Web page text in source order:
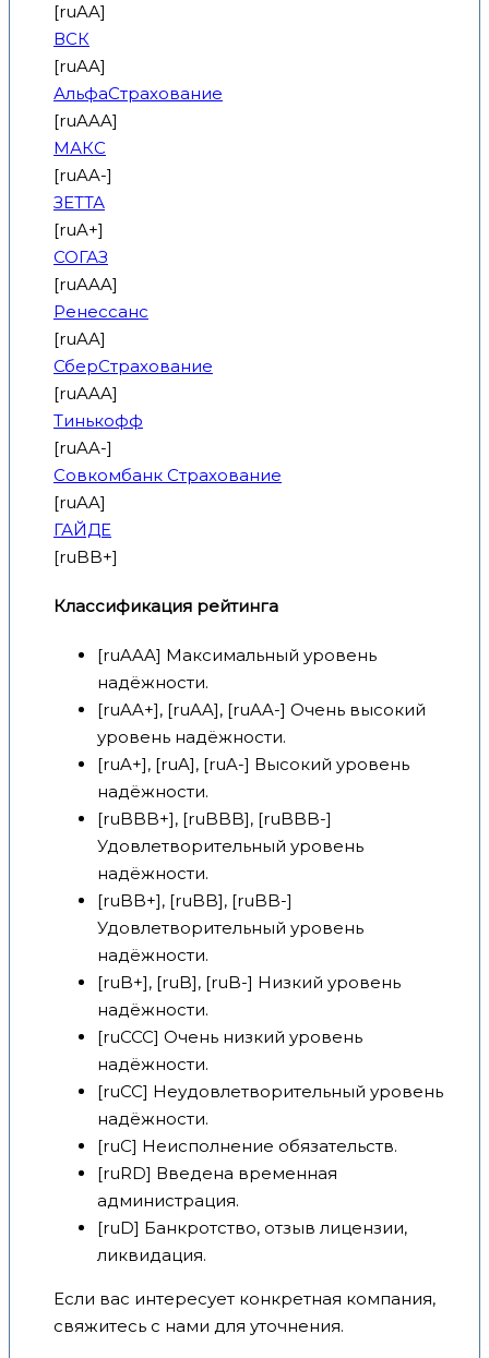
[ruAA]
ВСК
[ruAA]
АльфаСтрахование
[ruAAA]
МАКС
[ruAA-]
ЗЕТТА
[ruA+]
СОГАЗ
[ruAAA]
Ренессанс
[ruAA]
СберСтрахование
[ruAAA]
Тинькофф
[ruAA-]
Совкомбанк Страхование
[ruAA]
ГАЙДЕ
[ruBB+]
Классификация рейтинга
[ruAAA] Максимальный уровень
надёжности.
[ruAA+], [ruAA], [ruAA-] Очень высокий
уровень надёжности.
[ruA+], [ruA], [ruA-] Высокий уровень
надёжности.
[ruBBB+], [ruBBB], [ruBBB-]
Удовлетворительный уровень
надёжности.
[ruBB+], [ruBB], [ruBB-]
Удовлетворительный уровень
надёжности.
[ruB+], [ruB], [ruB-] Низкий уровень
надёжности.
[ruCCC] Очень низкий уровень
надёжности.
[ruCC] Неудовлетворительный уровень
надёжности.
[ruC] Неисполнение обязательств.
[ruRD] Введена временная
администрация.
[ruD] Банкротство, отзыв лицензии,
ликвидация.
Если вас интересует конкретная компания,
свяжитесь с нами для уточнения.